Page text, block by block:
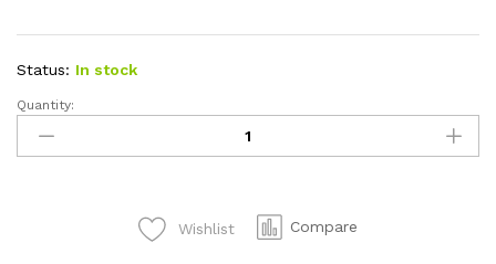
Status: In stock
PLANCHAS
PARA
SWEATER
Quantity:
Wishlist Compare